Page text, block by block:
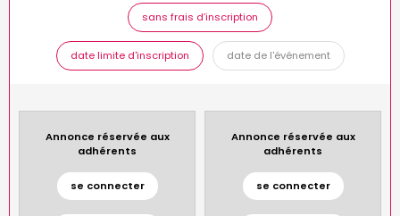
sans frais d’inscription
date limite d'inscription date de l'événement
Annonce réservée aux
adhérents
se connecter
Annonce réservée aux
adhérents
se connecter